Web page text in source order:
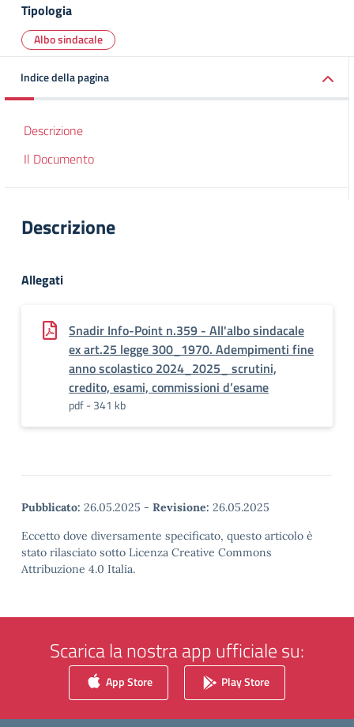
Tipologia
Albo sindacale
Indice della pagina
Descrizione
Il Documento
Descrizione
Allegati
Snadir Info-Point n.359 - All'albo sindacale
ex art.25 legge 300_1970. Adempimenti fine
anno scolastico 2024_2025_ scrutini,
credito, esami, commissioni d’esame
pdf - 341 kb
Pubblicato: 26.05.2025 - Revisione: 26.05.2025
Eccetto dove diversamente specificato, questo articolo è
stato rilasciato sotto Licenza Creative Commons
Attribuzione 4.0 Italia.
Scarica la nostra app ufficiale su:
App Store Play Store